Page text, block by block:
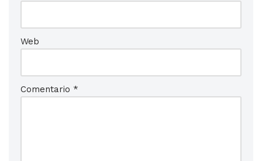
Web
Comentario *